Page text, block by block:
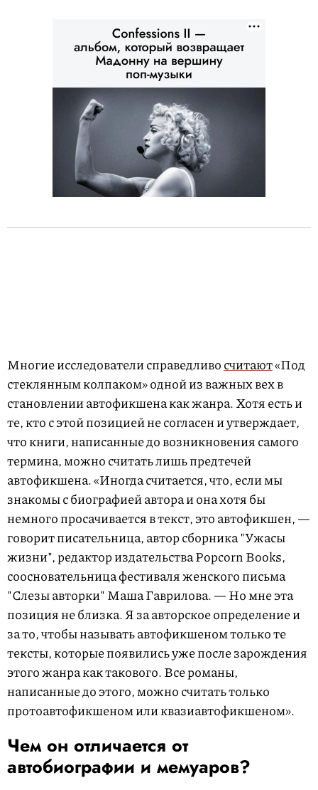
Многие исследователи справедливосчитают«Под
стеклянным колпаком» одной из важных вех в
становлении автофикшена как жанра. Хотя есть и
те, кто с этой позицией не согласен и утверждает,
что книги, написанные до возникновения самого
термина, можно считать лишь предтечей
автофикшена. «Иногда считается, что, если мы
знакомы с биографией автора и она хотя бы
немного просачивается в текст, это автофикшен, —
говорит писательница, автор сборника "Ужасы
жизни", редактор издательства Popcorn Books,
соосновательница фестиваля женского письма
"Слезы авторки" Маша Гаврилова. — Но мне эта
позиция не близка. Я за авторское определение и
за то, чтобы называть автофикшеном только те
тексты, которые появились уже после зарождения
этого жанра как такового. Все романы,
написанные до этого, можно считать только
протоавтофикшеном или квазиавтофикшеном».
Чем он отличается от
автобиографии и мемуаров?